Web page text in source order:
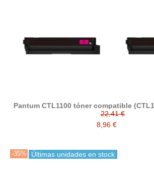
Pantum CTL1100 tóner compatible
CTL1100M, CTL1100Y)
22,41 €
8,96 €
-35% Últimas unidades en stock